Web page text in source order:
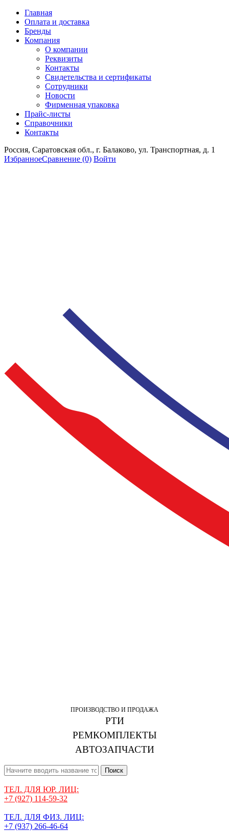
Главная
Оплата и доставка
Бренды
Компания
О компании
Реквизиты
Контакты
Свидетельства и сертификаты
Сотрудники
Новости
Фирменная упаковка
Прайс-листы
Справочники
Контакты
Россия, Саратовская обл., г. Балаково, ул. Транспортная, д. 1
ИзбранноеСравнение (0) Войти
ПРОИЗВОДСТВО И ПРОДАЖА
РТИ
РЕМКОМПЛЕКТЫ
АВТОЗАПЧАСТИ
Поиск
ТЕЛ. ДЛЯ ЮР. ЛИЦ:
+7 (927) 114-59-32
ТЕЛ. ДЛЯ ФИЗ. ЛИЦ:
+7 (937) 266-46-64